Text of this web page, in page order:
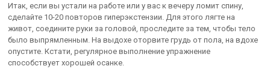
Итак, если вы устали на работе или у вас к вечеру ломит спину,
сделайте 10-20 повторов гиперэкстензии. Для этого лягте на
живот, соедините руки за головой, проследите за тем, чтобы тело
было выпрямленным. На выдохе оторвите грудь от пола, на вдохе
опустите. Кстати, регулярное выполнение упражнение
способствует хорошей осанке.